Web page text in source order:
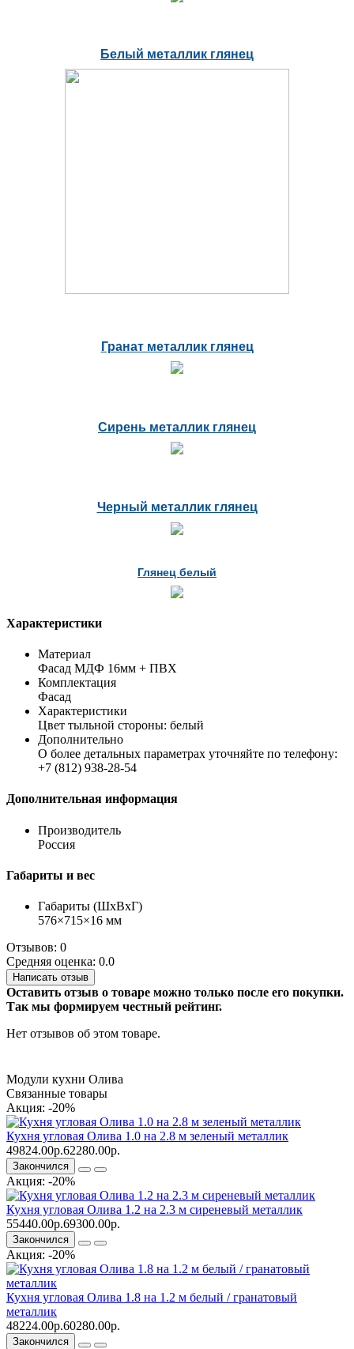
Белый металлик глянец
Гранат металлик глянец
Сирень металлик глянец
Черный металлик глянец
Глянец белый
Характеристики
Материал
Фасад МДФ 16мм + ПВХ
Комплектация
Фасад
Характеристики
Цвет тыльной стороны: белый
Дополнительно
О более детальных параметрах уточняйте по телефону:
+7 (812) 938-28-54
Дополнительная информация
Производитель
Россия
Габариты и вес
Габариты (ШхВхГ)
576×715×16 мм
Отзывов: 0
Средняя оценка: 0.0
Написать отзыв
Оставить отзыв о товаре можно только после его покупки.
Так мы формируем честный рейтинг.
Нет отзывов об этом товаре.
Модули кухни Олива
Связанные товары
Акция: -20%
Кухня угловая Олива 1.0 на 2.8 м зеленый металлик
49824.00р.62280.00р.
Закончился
Акция: -20%
Кухня угловая Олива 1.2 на 2.3 м сиреневый металлик
55440.00р.69300.00р.
Закончился
Акция: -20%
Кухня угловая Олива 1.8 на 1.2 м белый / гранатовый
металлик
48224.00р.60280.00р.
Закончился